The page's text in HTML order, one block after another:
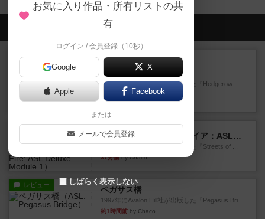
会員の新しい投稿
レビュー
ヘッジロウ・ヘル
1987年にAvalon Hill社が出版した『Hedgerow
19分前by Chaco
レビュー
ストリート・オブ・ファイア：ASLデラックスモジュール1
1985年にAvalon Hill社が出版した『Streets of ...
37分前by Chaco
レビュー ペガサス橋
1997年にAvalon Hill社が出版した『Pegasus Bri...
約1時間前 by Chaco
お気に入り作品・所有リストの共
有
ログイン / 会員登録（10秒）
Google X
Apple Facebook
または
メールで会員登録
しばらく表示しない